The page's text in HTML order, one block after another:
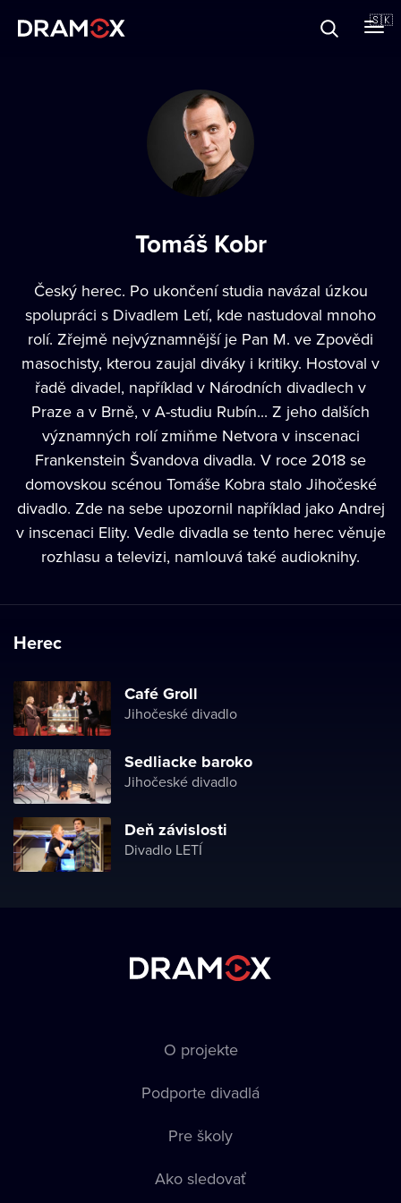
🇸🇰
Tomáš Kobr
Český herec. Po ukončení studia navázal úzkou
spolupráci s Divadlem Letí, kde nastudoval mnoho
rolí. Zřejmě nejvýznamnější je Pan M. ve Zpovědi
masochisty, kterou zaujal diváky i kritiky. Hostoval v
řadě divadel, například v Národních divadlech v
Praze a v Brně, v A-studiu Rubín... Z jeho dalších
významných rolí zmiňme Netvora v inscenaci
Frankenstein Švandova divadla. V roce 2018 se
domovskou scénou Tomáše Kobra stalo Jihočeské
divadlo. Zde na sebe upozornil například jako Andrej
v inscenaci Elity. Vedle divadla se tento herec věnuje
rozhlasu a televizi, namlouvá také audioknihy.
Herec
Café Groll
Jihočeské divadlo
Sedliacke baroko
Jihočeské divadlo
Deň závislosti
Divadlo LETÍ
O projekte
Podporte divadlá
Pre školy
Ako sledovať